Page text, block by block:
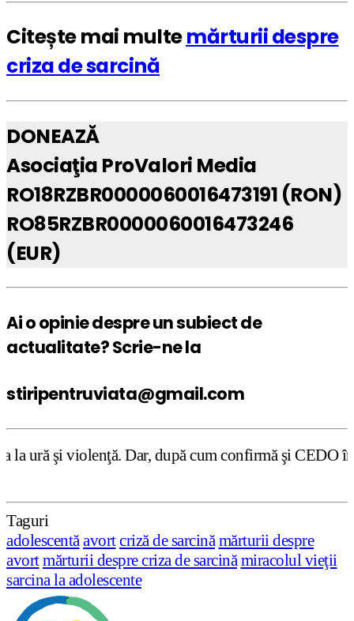
Citește mai multemărturii despre
criza de sarcină
DONEAZĂ
Asociaţia ProValori Media
RO18RZBR0000060016473191 (RON)
RO85RZBR0000060016473246
(EUR)
Ai o opinie despre un subiect de
actualitate? Scrie-ne la
stiripentruviata@gmail.com
Dar, după cum confirmă şi CEDO în cazul
Taguri
adolescentăavortcriză de sarcină mărturii despre
avortmărturii despre criza de sarcină miracolul vieţii
sarcina la adolescente